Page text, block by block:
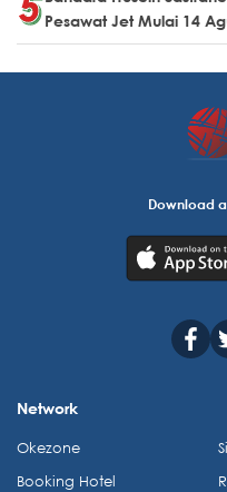
Pesawat Jet Mulai 14
Download
Network
Okezone
Booking Hotel